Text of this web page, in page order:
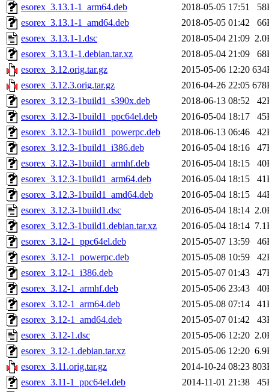
esorex_3.13.1-1_arm64.deb
2018-05-05 17:51
esorex_3.13.1-1_amd64.deb
2018-05-05 01:42
esorex_3.13.1-1.dsc
2018-05-04 21:09
esorex_3.13.1-1.debian.tar.xz
2018-05-04 21:09
esorex_3.12.orig.tar.gz
2015-05-06 12:20
esorex_3.12.3.orig.tar.gz
2016-04-26 22:05
esorex_3.12.3-1build1_s390x.deb
2018-06-13 08:52
esorex_3.12.3-1build1_ppc64el.deb
2016-05-04 18:17
esorex_3.12.3-1build1_powerpc.deb
2018-06-13 06:46
esorex_3.12.3-1build1_i386.deb
2016-05-04 18:16
esorex_3.12.3-1build1_armhf.deb
2016-05-04 18:15
esorex_3.12.3-1build1_arm64.deb
2016-05-04 18:15
esorex_3.12.3-1build1_amd64.deb
2016-05-04 18:15
esorex_3.12.3-1build1.dsc
2016-05-04 18:14
esorex_3.12.3-1build1.debian.tar.xz
2016-05-04 18:14
esorex_3.12-1_ppc64el.deb
2015-05-07 13:59
esorex_3.12-1_powerpc.deb
2015-05-08 10:59
esorex_3.12-1_i386.deb
2015-05-07 01:43
esorex_3.12-1_armhf.deb
2015-05-06 23:43
esorex_3.12-1_arm64.deb
2015-05-08 07:14
esorex_3.12-1_amd64.deb
2015-05-07 01:42
esorex_3.12-1.dsc
2015-05-06 12:20
esorex_3.12-1.debian.tar.xz
2015-05-06 12:20
esorex_3.11.orig.tar.gz
2014-10-24 08:23
esorex_3.11-1_ppc64el.deb
2014-11-01 21:38